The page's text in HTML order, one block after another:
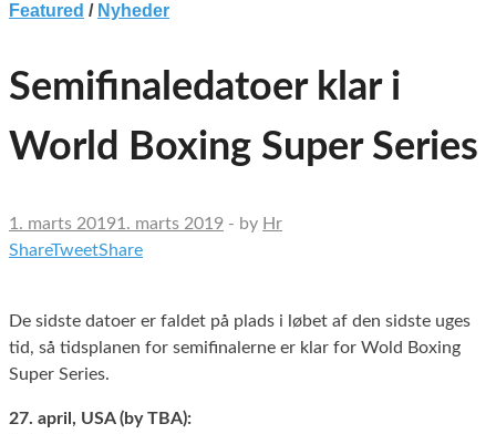
efter:
Featured / Nyheder
Semifinaledatoer klar i
World Boxing Super Series
1. marts 20191. marts 2019 - by Hr
ShareTweetShare
De sidste datoer er faldet på plads i løbet af den sidste uges
tid, så tidsplanen for semifinalerne er klar for Wold Boxing
Super Series.
27. april, USA (by TBA):